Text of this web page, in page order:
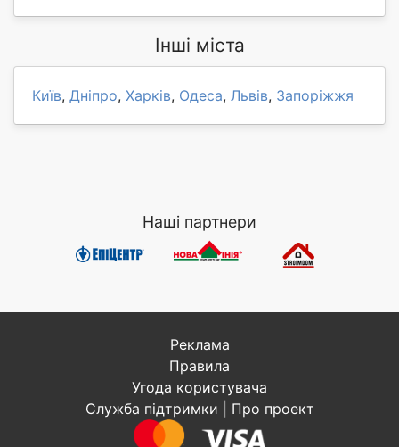
Інші міста
Київ, Дніпро, Харків, Одеса, Львів, Запоріжжя
Наші партнери
Реклама
Правила
Угода користувача
Служба підтримки
Про проект